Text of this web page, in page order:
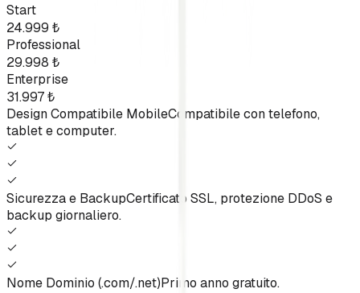
Start
24.999 ₺
Professional
29.998 ₺
Enterprise
31.997₺
Design Compatibile MobileCompatibile con telefono,
tablet e computer.
Sicurezza e BackupCertificato SSL, protezione DDoS e
backup giornaliero.
Nome Dominio (.com/.net)Primo anno gratuito.